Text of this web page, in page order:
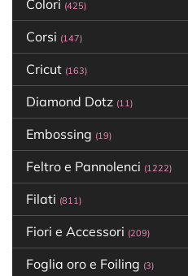
Colori (425)
Corsi (147)
Cricut (163)
Diamond Dotz (11)
Embossing (19)
Feltro e Pannolenci (1222)
Filati (811)
Fiori e Accessori (209)
Foglia oro e Foiling (3)